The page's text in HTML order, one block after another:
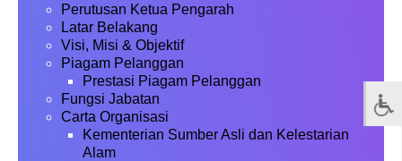
Perutusan Ketua Pengarah
Latar Belakang
Visi, Misi & Objektif
Piagam Pelanggan
Prestasi Piagam Pelanggan
Fungsi Jabatan
Carta Organisasi
Kementerian Sumber Asli dan Kelestarian
Alam